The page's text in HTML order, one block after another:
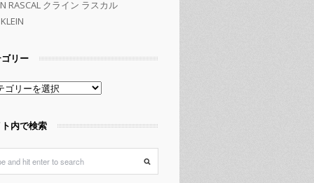
RASCAL クライン ラスカル
リー
内で検索